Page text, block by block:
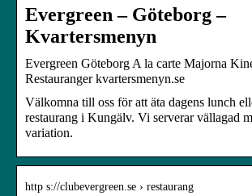
Evergreen – Göteborg –
Kvartersmenyn
Evergreen Göteborg A la carte Majorna
Restauranger kvartersmenyn.se
Välkomna till oss för att äta dagens lunch
restaurang i Kungälv. Vi serverar vällagad
variation.
http s://clubevergreen.se › restaurang